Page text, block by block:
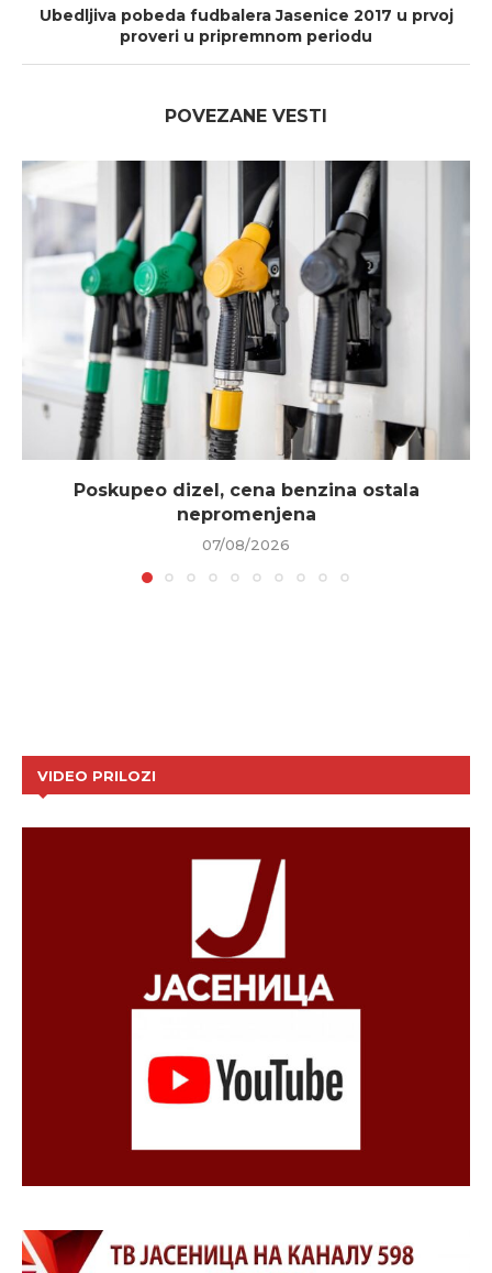
Ubedljiva pobeda fudbalera Jasenice 2017 u prvoj
proveri u pripremnom periodu
POVEZANE VESTI
Poskupeo dizel, cena benzina ostala
nepromenjena
07/08/2026
VIDEO PRILOZI